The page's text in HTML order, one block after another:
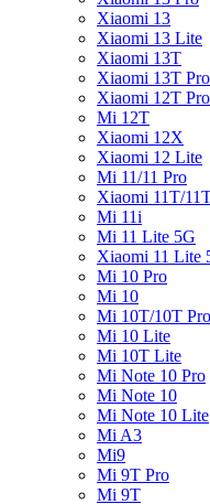
Xiaomi 13
Xiaomi 13 Lite
Xiaomi 13T
Xiaomi 13T Pro
Xiaomi 12T Pro
Mi 12T
Xiaomi 12X
Xiaomi 12 Lite
Mi 11/11 Pro
Xiaomi 11T/
Mi 11i
Mi 11 Lite 5G
Xiaomi 11 Lite
Mi 10 Pro
Mi 10
Mi 10T/10T Pro
Mi 10 Lite
Mi 10T Lite
Mi Note 10 Pro
Mi Note 10
Mi Note 10 Lite
Mi A3
Mi9
Mi 9T Pro
Mi 9T